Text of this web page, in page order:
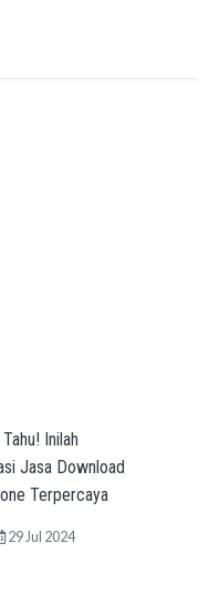
Inilah
Jasa Download
Terpercaya
29 Jul 2024